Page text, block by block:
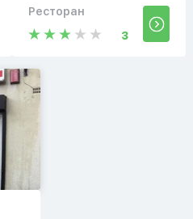
Ресторан
3